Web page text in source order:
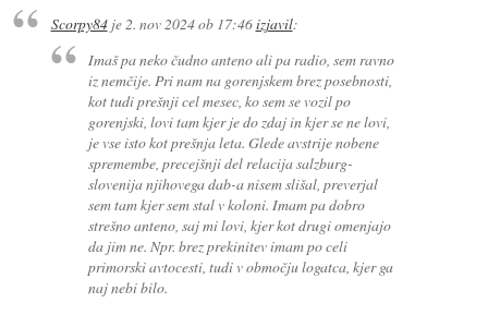
Scorpy84je2. nov 2024 ob 17:46izjavil:
Imaš pa neko čudno anteno ali pa radio, sem ravno
iz nemčije. Pri nam na gorenjskem brez posebnosti,
kot tudi prešnji cel mesec, ko sem se vozil po
gorenjski, lovi tam kjer je do zdaj in kjer se ne lovi,
je vse isto kot prešnja leta. Glede avstrije nobene
spremembe, precejšnji del relacija salzburg-
slovenija njihovega dab-a nisem slišal, preverjal
sem tam kjer sem stal v koloni. Imam pa dobro
strešno anteno, saj mi lovi, kjer kot drugi omenjajo
da jim ne. Npr. brez prekinitev imam po celi
primorski avtocesti, tudi v območju logatca, kjer ga
naj nebi bilo.